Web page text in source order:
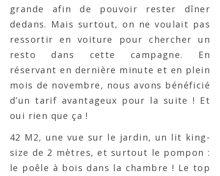
grande afin de pouvoir rester dîner
dedans. Mais surtout, on ne voulait pas
ressortir en voiture pour chercher un
resto dans cette campagne. En
réservant en dernière minute et en plein
mois de novembre, nous avons bénéficié
d’un tarif avantageux pour la suite ! Et
oui rien que ça !
42 M2, une vue sur le jardin, un lit king-
size de 2 mètres, et surtout le pompon :
le poêle à bois dans la chambre ! Le top